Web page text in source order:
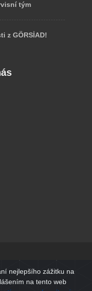
nejlepšího zážitku na
na tento web
tým
z GÖRSİAD!
ve Ticaret Ltd. Sti.